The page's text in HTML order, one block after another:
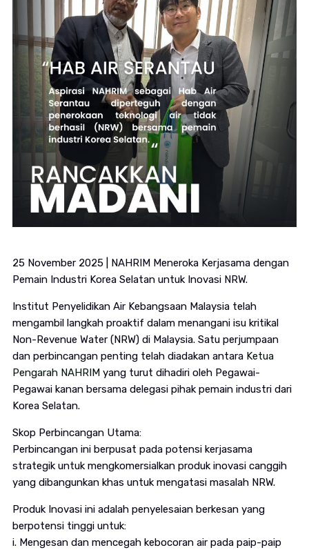
25 November 2025 | NAHRIM Meneroka Kerjasama dengan
Pemain Industri Korea Selatan untuk Inovasi NRW.
Institut Penyelidikan Air Kebangsaan Malaysia telah
mengambil langkah proaktif dalam menangani isu kritikal
Non-Revenue Water (NRW) di Malaysia. Satu perjumpaan
dan perbincangan penting telah diadakan antara Ketua
Pengarah NAHRIMyang turut dihadiri oleh Pegawai-
Pegawai kanan bersama delegasi pihak pemain industri dari
Korea Selatan.
Skop Perbincangan Utama:
Perbincangan ini berpusat pada potensi kerjasama
strategik untuk mengkomersialkan produk inovasi canggih
yang dibangunkan khas untuk mengatasi masalah NRW.
Produk Inovasi ini adalah penyelesaian berkesan yang
berpotensi tinggi untuk:
i. Mengesan dan mencegah kebocoran air pada paip-paip